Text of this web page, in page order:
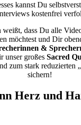
kannst Du
kostenfrei
weißt, dass Du alle
möchtest und Dir
&
unser großes Sacred
zum stark reduzierten
sichern!
Herz und